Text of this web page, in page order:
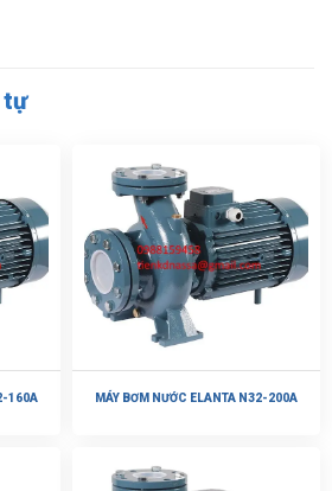
tự
160A MÁY BƠM NƯỚC ELANTA N32-200A